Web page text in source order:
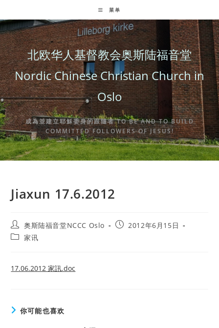
to
content
菜单
北欧华人基督教会奥斯陆福音堂
Nordic Chinese Christian Church in
Oslo
成為並建立耶穌委身的跟隨者 TO BE AND TO BUILD
COMMITTED FOLLOWERS OF JESUS!
Jiaxun 17.6.2012
Post
author:
奥斯陆福音堂NCCC Oslo
Post2012年6月15日
Post家讯
17.06.2012 家訊.doc
你可能也喜欢